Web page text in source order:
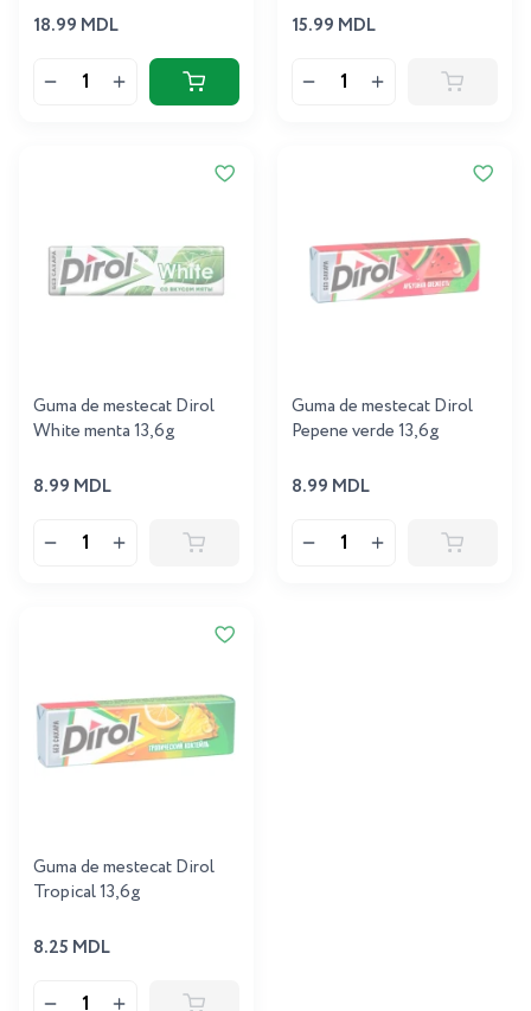
18.99 MDL 15.99 MDL
Guma de mestecat Dirol
White menta 13,6g
8.99 MDL
Guma de mestecat Dirol
Pepene verde 13,6g
8.99 MDL
Guma de mestecat Dirol
Tropical 13,6g
8.25 MDL